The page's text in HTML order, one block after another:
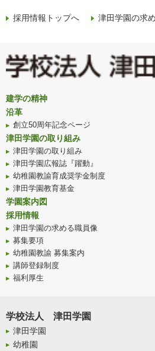
採用情報トップへ 津田学園の求
建学の精神
沿革
創立50周年記念ページ
津田学園の取り組み
津田学園の取り組み
津田学園広報誌『躍動』
幼稚園教諭育成奨学金制度
津田学園教育基金
学園案内図
採用情報
津田学園の求める職員像
募集要項
幼稚園教諭 募集案内
講師登録制度
福利厚生
学校法人 津田学園
津田学園
幼稚園